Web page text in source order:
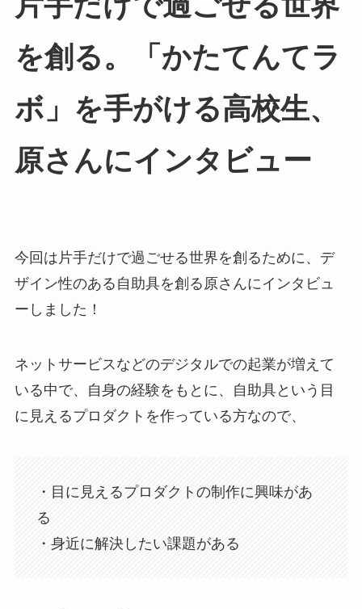
を創る。「かたてんてラ
ボ」を手がける高校生、
原さんにインタビュー
今回は片手だけで過ごせる世界を創るために、デ
ザイン性のある自助具を創る原さんにインタビュ
ーしました！
ネットサービスなどのデジタルでの起業が増えて
いる中で、自身の経験をもとに、自助具という目
に見えるプロダクトを作っている方なので、
・目に見えるプロダクトの制作に興味があ
る
・身近に解決したい課題がある